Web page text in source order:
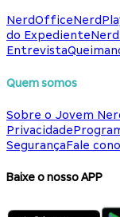
NerdOffice
do Expediente
Entrevista
Quem somos
Sobre o Jovem
Privacidade
SegurançaFale
Baixe o nosso APP